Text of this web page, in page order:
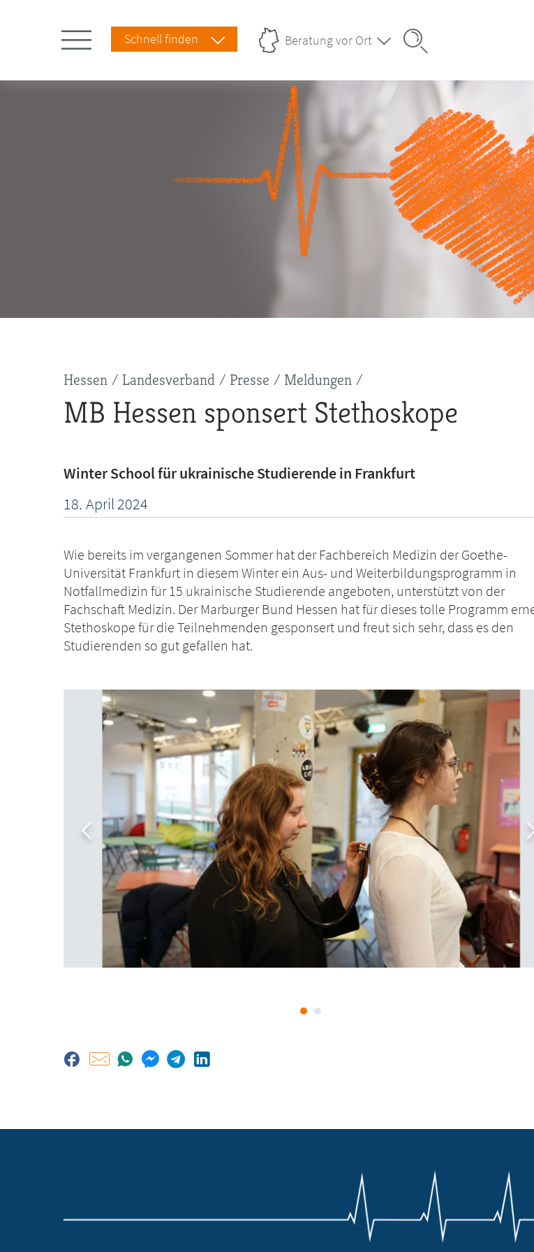
Schnell finden Beratung vor Ort
Pfadnavigation
Hessen Landesverband Presse Meldungen
MB Hessen sponsert Stethoskope
Winter School für ukrainische Studierende in Frankfurt
18. April2024
Wie bereits im vergangenen Sommer hat der Fachbereich Medizin der Goethe-
Universität Frankfurt in diesem Winter ein Aus- und Weiterbildungsprogramm in
Notfallmedizin für 15 ukrainische Studierende angeboten, unterstützt von der
Fachschaft Medizin. Der Marburger Bund Hessen hat für dieses tolle Programm
Stethoskope für die Teilnehmenden gesponsert und freut sich sehr, dass es den
Studierenden so gut gefallen hat.